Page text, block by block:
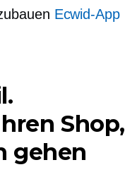
Ecwid-App
Shop,
gehen